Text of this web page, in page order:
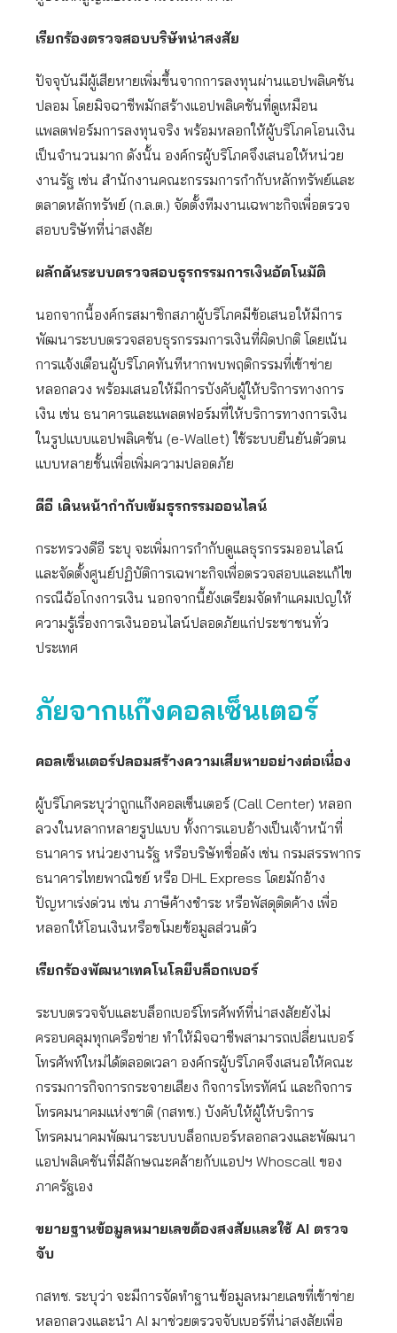
เรียกร้องตรวจสอบบริษัทน่าสงสัย
ปัจจุบันมีผู้เสียหายเพิ่มขึ้นจากการลงทุนผ่านแอปพลิเคชัน
ปลอม โดยมิจฉาชีพมักสร้างแอปพลิเคชันที่ดูเหมือน
แพลตฟอร์มการลงทุนจริง พร้อมหลอกให้ผู้บริโภคโอนเงิน
เป็นจำนวนมาก ดังนั้น องค์กรผู้บริโภคจึงเสนอให้หน่วย
งานรัฐ เช่น สำนักงานคณะกรรมการกำกับหลักทรัพย์และ
ตลาดหลักทรัพย์ (ก.ล.ต.) จัดตั้งทีมงานเฉพาะกิจเพื่อตรวจ
สอบบริษัทที่น่าสงสัย
ผลักดันระบบตรวจสอบธุรกรรมการเงินอัตโนมัติ
นอกจากนี้องค์กรสมาชิกสภาผู้บริโภคมีข้อเสนอให้มีการ
พัฒนาระบบตรวจสอบธุรกรรมการเงินที่ผิดปกติ โดยเน้น
การแจ้งเตือนผู้บริโภคทันทีหากพบพฤติกรรมที่เข้าข่าย
หลอกลวง พร้อมเสนอให้มีการบังคับผู้ให้บริการทางการ
เงิน เช่น ธนาคารและแพลตฟอร์มที่ให้บริการทางการเงิน
ในรูปแบบแอปพลิเคชัน (e-Wallet) ใช้ระบบยืนยันตัวตน
แบบหลายชั้นเพื่อเพิ่มความปลอดภัย
ดีอี เดินหน้ากำกับเข้มธุรกรรมออนไลน์
กระทรวงดีอี ระบุ จะเพิ่มการกำกับดูแลธุรกรรมออนไลน์
และจัดตั้งศูนย์ปฏิบัติการเฉพาะกิจเพื่อตรวจสอบและแก้ไข
กรณีฉ้อโกงการเงิน นอกจากนี้ยังเตรียมจัดทำแคมเปญให้
ความรู้เรื่องการเงินออนไลน์ปลอดภัยแก่ประชาชนทั่ว
ประเทศ
ภัยจากแก๊งคอลเซ็นเตอร์
คอลเซ็นเตอร์ปลอมสร้างความเสียหายอย่างต่อเนื่อง
ผู้บริโภคระบุว่าถูกแก๊งคอลเซ็นเตอร์ (Call Center) หลอก
ลวงในหลากหลายรูปแบบ ทั้งการแอบอ้างเป็นเจ้าหน้าที่
ธนาคาร หน่วยงานรัฐ หรือบริษัทชื่อดัง เช่น กรมสรรพากร
ธนาคารไทยพาณิชย์ หรือ DHL Express โดยมักอ้าง
ปัญหาเร่งด่วน เช่น ภาษีค้างชำระ หรือพัสดุติดค้าง เพื่อ
หลอกให้โอนเงินหรือขโมยข้อมูลส่วนตัว
เรียกร้องพัฒนาเทคโนโลยีบล็อกเบอร์
ระบบตรวจจับและบล็อกเบอร์โทรศัพท์ที่น่าสงสัยยังไม่
ครอบคลุมทุกเครือข่าย ทำให้มิจฉาชีพสามารถเปลี่ยนเบอร์
โทรศัพท์ใหม่ได้ตลอดเวลา องค์กรผู้บริโภคจึงเสนอให้คณะ
กรรมการกิจการกระจายเสียง กิจการโทรทัศน์ และกิจการ
โทรคมนาคมแห่งชาติ (กสทช.) บังคับให้ผู้ให้บริการ
โทรคมนาคมพัฒนาระบบบล็อกเบอร์หลอกลวงและพัฒนา
แอปพลิเคชันที่มีลักษณะคล้ายกับแอปฯ Whoscall ของ
ภาครัฐเอง
ขยายฐานข้อมูลหมายเลขต้องสงสัยและใช้ AI ตรวจ
จับ
กสทช. ระบุว่า จะมีการจัดทำฐานข้อมูลหมายเลขที่เข้าข่าย
หลอกลวงและนำ AI มาช่วยตรวจจับเบอร์ที่น่าสงสัยเพื่อ